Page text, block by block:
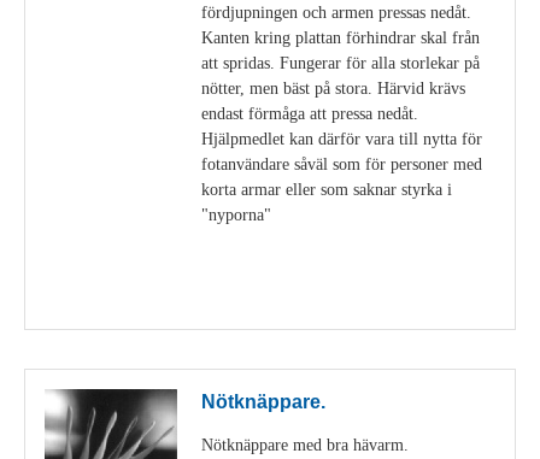
fördjupningen och armen pressas nedåt.
Kanten kring plattan förhindrar skal från
att spridas. Fungerar för alla storlekar på
nötter, men bäst på stora. Härvid krävs
endast förmåga att pressa nedåt.
Hjälpmedlet kan därför vara till nytta för
fotanvändare såväl som för personer med
korta armar eller som saknar styrka i
"nyporna"
Nötknäppare.
Nötknäppare med bra hävarm.